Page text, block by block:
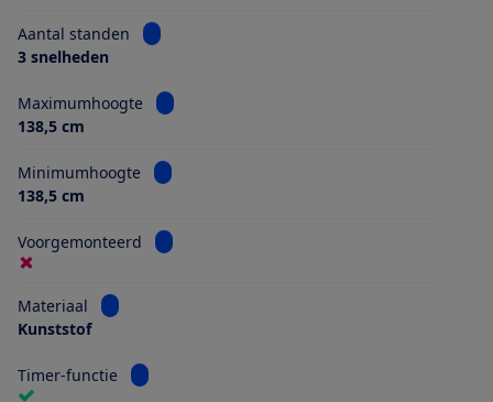
Aantal standen
Bekijk informatie voor Aantal standen
3 snelheden
Maximumhoogte
Bekijk informatie voor Maximumhoogte
138,5 cm
Minimumhoogte
Bekijk informatie voor Minimumhoogte
138,5 cm
Voorgemonteerd Bekijk informatie voor Voorgemonteerd
Materiaal
Bekijk informatie voor Materiaal
Kunststof
Timer-functie Bekijk informatie voor Timer-functie